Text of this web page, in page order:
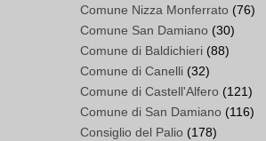
Comune Nizza Monferrato (76)
Comune San Damiano (30)
Comune di Baldichieri (88)
Comune di Canelli (32)
Comune di Castell'Alfero (121)
Comune di San Damiano (116)
Consiglio del Palio (178)